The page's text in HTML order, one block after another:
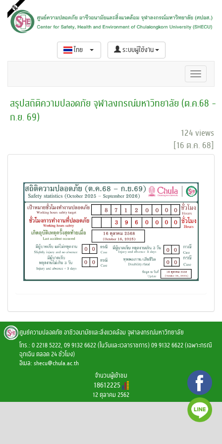
ไทย ระบบผู้ใช้งาน
สรุปสถิติความปลอดภัย จุฬาลงกรณ์มหาวิทยาลัย (ต.ค.68 -
ก.ย. 69)
124 views
[16 ต.ค. 68]
ศูนย์ความปลอดภัย อาชีวอนามัยและสิ่งแวดล้อม จุฬาลงกรณ์มหาวิทยาลัย
โทร.: 0 2218 5222, 09 9132 6622 (ในวันและเวลาราชการ) 09 9132 6622 (เฉพาะกรณี
ฉุกเฉิน ตลอด 24 ชั่วโมง)
อีเมล: shecu@chula.ac.th
จำนวนผู้เข้าชม
18612225
12 ตุลาคม 2562